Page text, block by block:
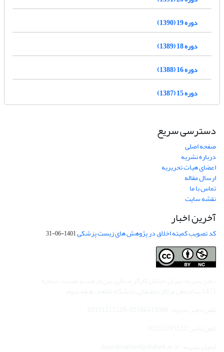
دوره 19 (1390)
دوره 18 (1389)
دوره 16 (1388)
دوره 15 (1387)
دسترسی سریع
صفحه اصلی
درباره نشریه
اعضای هیات تحریریه
ارسال مقاله
تماس با ما
نقشه سایت
آخرین اخبار
کد تصویب کمیته اخلاق در پژوهش های زیست پزشکی1401-06-31